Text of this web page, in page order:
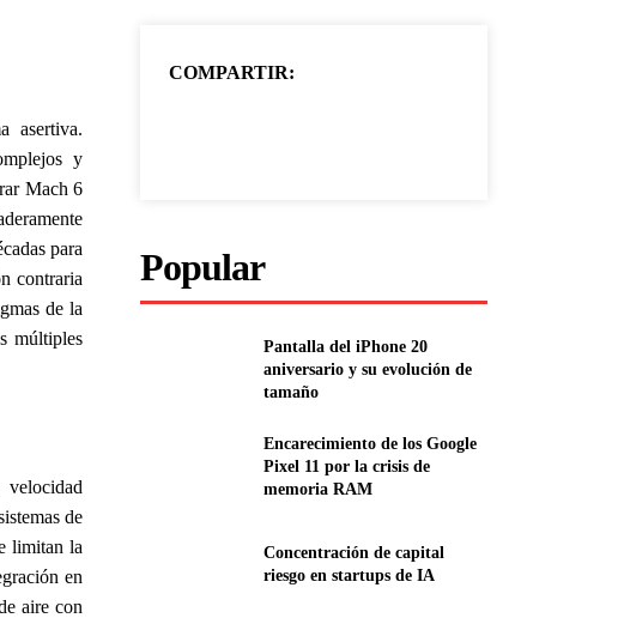
asertiva.
y
Mach 6
para
contraria
de la
múltiples
de
limitan la
en
aire con
COMPARTIR:
Popular
Pantalla del iPhone 20
aniversario y su evolución de
tamaño
Encarecimiento de los Google
Pixel 11 por la crisis de
memoria RAM
Concentración de capital
riesgo en startups de IA